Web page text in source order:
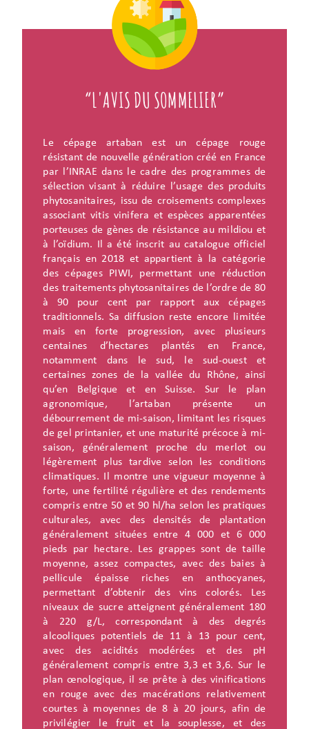
“L'AVIS DU SOMMELIER”
Le cépage artaban est un cépage rouge
résistant de nouvelle génération créé en France
par l’INRAE dans le cadre des programmes de
sélection visant à réduire l’usage des produits
phytosanitaires, issu de croisements complexes
associant vitis vinifera et espèces apparentées
porteuses de gènes de résistance au mildiou et
à l’oïdium. Il a été inscrit au catalogue officiel
français en 2018 et appartient à la catégorie
des cépages PIWI, permettant une réduction
des traitements phytosanitaires de l’ordre de 80
à 90 pour cent par rapport aux cépages
traditionnels. Sa diffusion reste encore limitée
mais en forte progression, avec plusieurs
centaines d’hectares plantés en France,
notamment dans le sud, le sud-ouest et
certaines zones de la vallée du Rhône, ainsi
qu’en Belgique et en Suisse. Sur le plan
agronomique, l’artaban présente un
débourrement de mi-saison, limitant les risques
de gel printanier, et une maturité précoce à mi-
saison, généralement proche du merlot ou
légèrement plus tardive selon les conditions
climatiques. Il montre une vigueur moyenne à
forte, une fertilité régulière et des rendements
compris entre 50 et 90 hl/ha selon les pratiques
culturales, avec des densités de plantation
généralement situées entre 4 000 et 6 000
pieds par hectare. Les grappes sont de taille
moyenne, assez compactes, avec des baies à
pellicule épaisse riches en anthocyanes,
permettant d’obtenir des vins colorés. Les
niveaux de sucre atteignent généralement 180
à 220 g/L, correspondant à des degrés
alcooliques potentiels de 11 à 13 pour cent,
avec des acidités modérées et des pH
généralement compris entre 3,3 et 3,6. Sur le
plan œnologique, il se prête à des vinifications
en rouge avec des macérations relativement
courtes à moyennes de 8 à 20 jours, afin de
privilégier le fruit et la souplesse, et des